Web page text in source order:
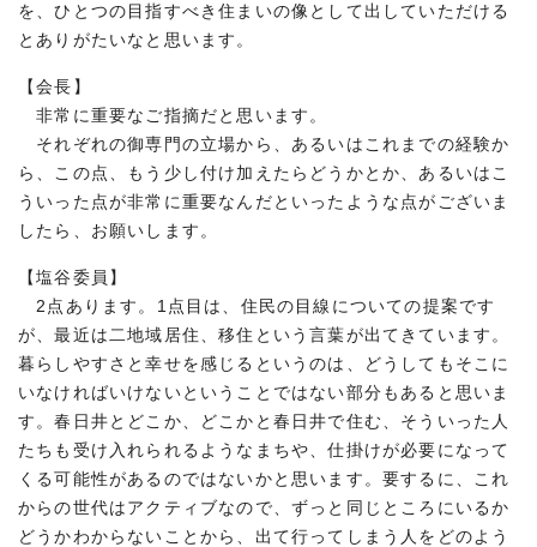
を、ひとつの目指すべき住まいの像として出していただける
とありがたいなと思います。
【会長】
非常に重要なご指摘だと思います。
それぞれの御専門の立場から、あるいはこれまでの経験か
ら、この点、もう少し付け加えたらどうかとか、あるいはこ
ういった点が非常に重要なんだといったような点がございま
したら、お願いします。
【塩谷委員】
2点あります。1点目は、住民の目線についての提案です
が、最近は二地域居住、移住という言葉が出てきています。
暮らしやすさと幸せを感じるというのは、どうしてもそこに
いなければいけないということではない部分もあると思いま
す。春日井とどこか、どこかと春日井で住む、そういった人
たちも受け入れられるようなまちや、仕掛けが必要になって
くる可能性があるのではないかと思います。要するに、これ
からの世代はアクティブなので、ずっと同じところにいるか
どうかわからないことから、出て行ってしまう人をどのよう